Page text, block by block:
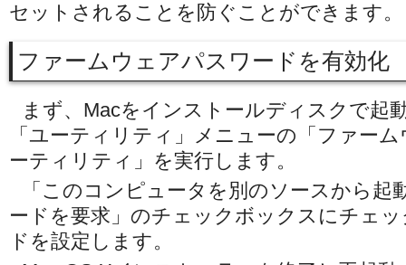
セットされることを防ぐことができます。
ファームウェアパスワードを有効化
まず、Macをインストールディスクで起
「ユーティリティ」メニューの「ファー
ーティリティ」を実行します。
「このコンピュータを別のソースから起
ードを要求」のチェックボックスにチェ
ドを設定します。